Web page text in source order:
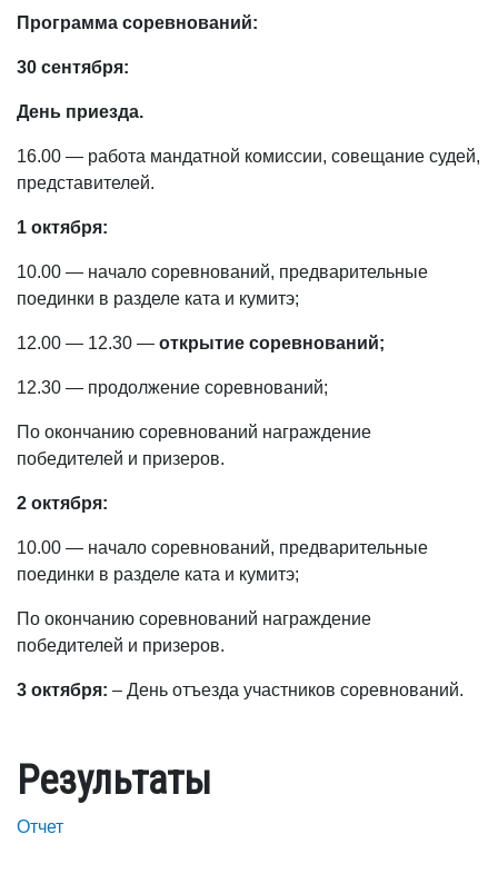
Программа соревнований:
30 сентября:
День приезда.
16.00 — работа мандатной комиссии, совещание судей,
представителей.
1 октября:
10.00 — начало соревнований, предварительные
поединки в разделе ката и кумитэ;
12.00 — 12.30 — открытие соревнований;
12.30 — продолжение соревнований;
По окончанию соревнований награждение
победителей и призеров.
2 октября:
10.00 — начало соревнований, предварительные
поединки в разделе ката и кумитэ;
По окончанию соревнований награждение
победителей и призеров.
3 октября: – День отъезда участников соревнований.
Результаты
Отчет